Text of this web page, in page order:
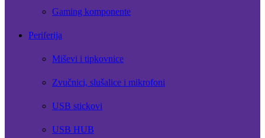
Gaming komponente
Periferija
Miševi i tipkovnice
Zvučnici, slušalice i mikrofoni
USB stickovi
USB HUB